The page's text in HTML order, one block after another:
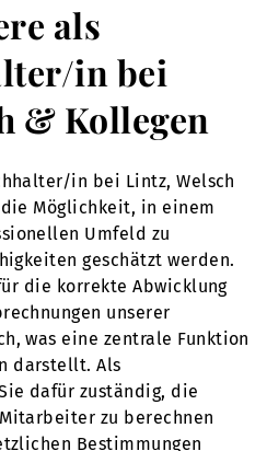
als
in bei
& Kollegen
in bei Lintz, Welsch
Möglichkeit, in einem
Umfeld zu
geschätzt werden.
die korrekte Abwicklung
unserer
was eine zentrale Funktion
darstellt. Als
dafür zuständig, die
zu berechnen
Bestimmungen